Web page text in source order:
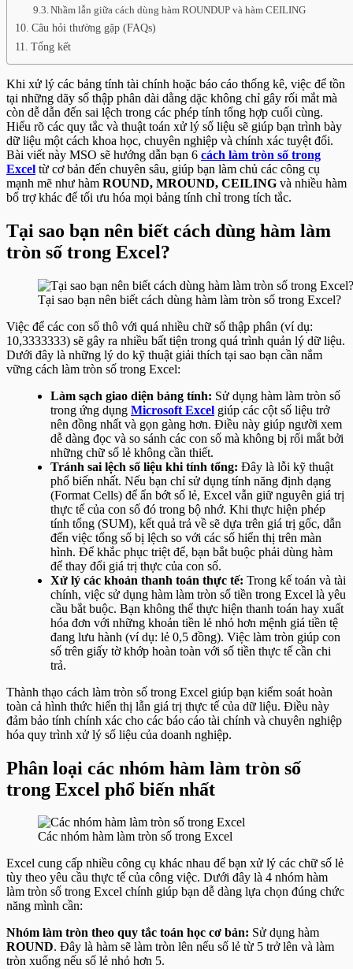
Nhầm lẫn giữa cách dùng hàm ROUNDUP và hàm CEILING
Câu hỏi thường gặp (FAQs)
Tổng kết
Khi xử lý các bảng tính tài chính hoặc báo cáo thống kê, việc để tồn
tại những dãy số thập phân dài dằng dặc không chỉ gây rối mắt mà
còn dễ dẫn đến sai lệch trong các phép tính tổng hợp cuối cùng.
Hiểu rõ các quy tắc và thuật toán xử lý số liệu sẽ giúp bạn trình bày
dữ liệu một cách khoa học, chuyên nghiệp và chính xác tuyệt đối.
Bài viết này MSO sẽ hướng dẫn bạn 6 cách làm tròn số trong
Excel từ cơ bản đến chuyên sâu, giúp bạn làm chủ các công cụ
mạnh mẽ như hàm ROUND, MROUND, CEILING và nhiều hàm
bổ trợ khác để tối ưu hóa mọi bảng tính chỉ trong tích tắc.
Tại sao bạn nên biết cách dùng hàm làm
tròn số trong Excel?
Tại sao bạn nên biết cách dùng hàm làm tròn số trong Excel?
Việc để các con số thô với quá nhiều chữ số thập phân (ví dụ:
10,3333333) sẽ gây ra nhiều bất tiện trong quá trình quản lý dữ liệu.
Dưới đây là những lý do kỹ thuật giải thích tại sao bạn cần nắm
vững cách làm tròn số trong Excel:
Làm sạch giao diện bảng tính: Sử dụng hàm làm tròn số
trong ứng dụng Microsoft Excel giúp các cột số liệu trở
nên đồng nhất và gọn gàng hơn. Điều này giúp người xem
dễ dàng đọc và so sánh các con số mà không bị rối mắt bởi
những chữ số lẻ không cần thiết.
Tránh sai lệch số liệu khi tính tổng: Đây là lỗi kỹ thuật
phổ biến nhất. Nếu bạn chỉ sử dụng tính năng định dạng
(Format Cells) để ẩn bớt số lẻ, Excel vẫn giữ nguyên giá trị
thực tế của con số đó trong bộ nhớ. Khi thực hiện phép
tính tổng (SUM), kết quả trả về sẽ dựa trên giá trị gốc, dẫn
đến việc tổng số bị lệch so với các số hiển thị trên màn
hình. Để khắc phục triệt để, bạn bắt buộc phải dùng hàm
để thay đổi giá trị thực của con số.
Xử lý các khoản thanh toán thực tế: Trong kế toán và tài
chính, việc sử dụng hàm làm tròn số tiền trong Excel là yêu
cầu bắt buộc. Bạn không thể thực hiện thanh toán hay xuất
hóa đơn với những khoản tiền lẻ nhỏ hơn mệnh giá tiền tệ
đang lưu hành (ví dụ: lẻ 0,5 đồng). Việc làm tròn giúp con
số trên giấy tờ khớp hoàn toàn với số tiền thực tế cần chi
trả.
Thành thạo cách làm tròn số trong Excel giúp bạn kiểm soát hoàn
toàn cả hình thức hiển thị lẫn giá trị thực tế của dữ liệu. Điều này
đảm bảo tính chính xác cho các báo cáo tài chính và chuyên nghiệp
hóa quy trình xử lý số liệu của doanh nghiệp.
Phân loại các nhóm hàm làm tròn số
trong Excel phổ biến nhất
Các nhóm hàm làm tròn số trong Excel
Excel cung cấp nhiều công cụ khác nhau để bạn xử lý các chữ số lẻ
tùy theo yêu cầu thực tế của công việc. Dưới đây là 4 nhóm hàm
làm tròn số trong Excel chính giúp bạn dễ dàng lựa chọn đúng chức
năng mình cần:
Nhóm làm tròn theo quy tắc toán học cơ bản: Sử dụng hàm
ROUND. Đây là hàm sẽ làm tròn lên nếu số lẻ từ 5 trở lên và làm
tròn xuống nếu số lẻ nhỏ hơn 5.